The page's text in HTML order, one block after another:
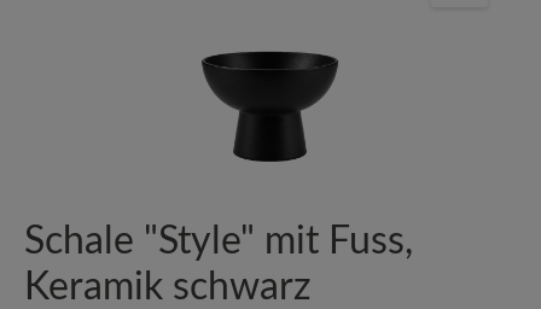
Schale "Style" mit Fuss,
Keramik schwarz